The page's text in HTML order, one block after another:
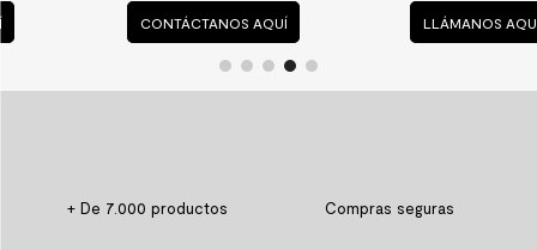
CONTÁCTANOS AQUÍ LLÁMANOS AQUÍ
+ De 7.000 productos Compras seguras